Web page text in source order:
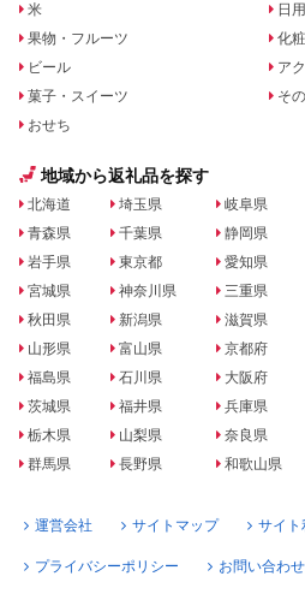
米
果物・フルーツ
ビール
菓子・スイーツ
おせち
日
化
ア
そ
地域から返礼品を探す
北海道
青森県
岩手県
宮城県
秋田県
山形県
福島県
茨城県
栃木県
群馬県
埼玉県
千葉県
東京都
神奈川県
新潟県
富山県
石川県
福井県
山梨県
長野県
岐阜県
静岡県
愛知県
三重県
滋賀県
京都府
大阪府
兵庫県
奈良県
和歌山県
運営会社 サイトマップ サイト
プライバシーポリシー お問い合わせ